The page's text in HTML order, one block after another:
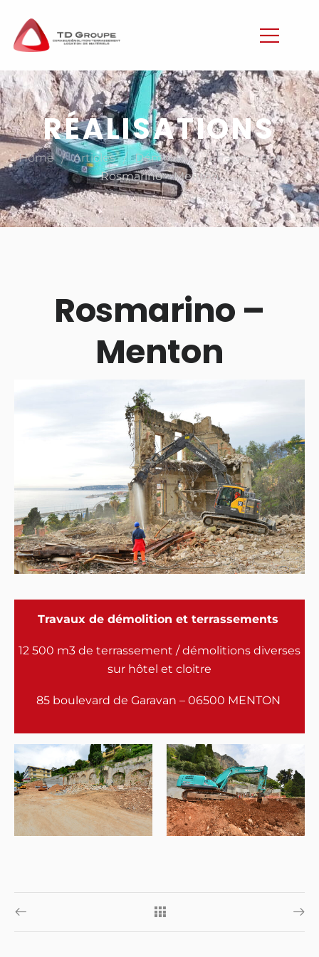
RÉALISATIONS
Home / Articles / Démolition,Terrassement /
Rosmarino – Menton
Rosmarino –
Menton
Travaux de démolition et terrassements
12 500 m3 de terrassement / démolitions diverses
sur hôtel et cloitre
85 boulevard de Garavan – 06500 MENTON